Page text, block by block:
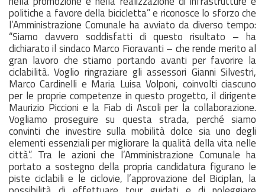
politiche a favore della bicicletta” e riconosce lo sforzo che
l’Amministrazione Comunale ha avviato da diverso tempo:
“Siamo davvero soddisfatti di questo risultato – ha
dichiarato il sindaco Marco Fioravanti – che rende merito al
gran lavoro che stiamo portando avanti per favorire la
ciclabilità. Voglio ringraziare gli assessori Gianni Silvestri,
Marco Cardinelli e Maria Luisa Volponi, coinvolti ciascuno
per le proprie competenze in questo progetto, il dirigente
Maurizio Piccioni e la Fiab di Ascoli per la collaborazione.
Vogliamo proseguire su questa strada, perché siamo
convinti che investire sulla mobilità dolce sia uno degli
elementi essenziali per migliorare la qualità della vita nelle
città”. Tra le azioni che l’Amministrazione Comunale ha
portato a sostegno della propria candidatura figurano le
piste ciclabili e le ciclovie, l’approvazione del Biciplan, la